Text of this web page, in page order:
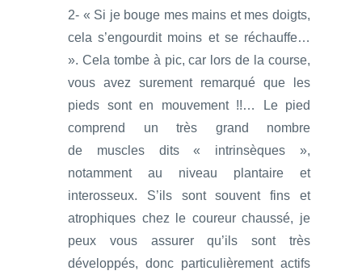
2- « Si je bouge mes mains et mes doigts,
cela s’engourdit moins et se réchauffe…
». Cela tombe à pic, car lors de la course,
vous avez surement remarqué que les
pieds sont en mouvement !!… Le pied
comprend un très grand nombre
de muscles dits « intrinsèques »,
notamment au niveau plantaire et
interosseux. S’ils sont souvent fins et
atrophiques chez le coureur chaussé, je
peux vous assurer qu’ils sont très
développés, donc particulièrement actifs